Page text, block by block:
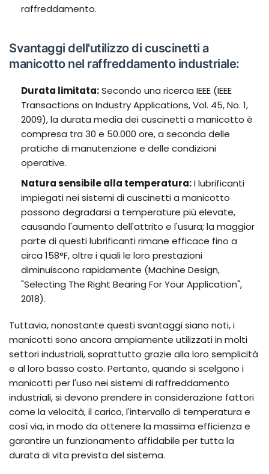
raffreddamento.
Svantaggi dell'utilizzo di cuscinetti a
manicotto nel raffreddamento industriale:
Durata limitata:Secondo una ricerca IEEE (IEEE
Transactions on Industry Applications, Vol. 45, No. 1,
2009), la durata media dei cuscinetti a manicotto è
compresa tra 30 e 50.000 ore, a seconda delle
pratiche di manutenzione e delle condizioni
operative.
Natura sensibile alla temperatura:I lubrificanti
impiegati nei sistemi di cuscinetti a manicotto
possono degradarsi a temperature più elevate,
causando l'aumento dell'attrito e l'usura; la maggior
parte di questi lubrificanti rimane efficace fino a
circa 158°F, oltre i quali le loro prestazioni
diminuiscono rapidamente (Machine Design,
"Selecting The Right Bearing For Your Application",
2018).
Tuttavia, nonostante questi svantaggi siano noti, i
manicotti sono ancora ampiamente utilizzati in molti
settori industriali, soprattutto grazie alla loro semplicità
e al loro basso costo. Pertanto, quando si scelgono i
manicotti per l'uso nei sistemi di raffreddamento
industriali, si devono prendere in considerazione fattori
come la velocità, il carico, l'intervallo di temperatura e
così via, in modo da ottenere la massima efficienza e
garantire un funzionamento affidabile per tutta la
durata di vita prevista del sistema.